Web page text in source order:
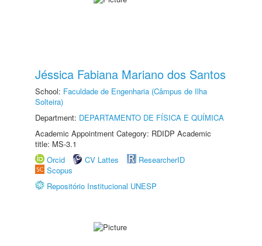
Jéssica Fabiana Mariano dos Santos
School: Faculdade de Engenharia (Câmpus de Ilha
Solteira)
Department: DEPARTAMENTO DE FÍSICA E QUÍMICA
Academic Appointment Category: RDIDP Academic
title: MS-3.1
Orcid
CV Lattes
ResearcherID
Scopus
Repositório Institucional UNESP